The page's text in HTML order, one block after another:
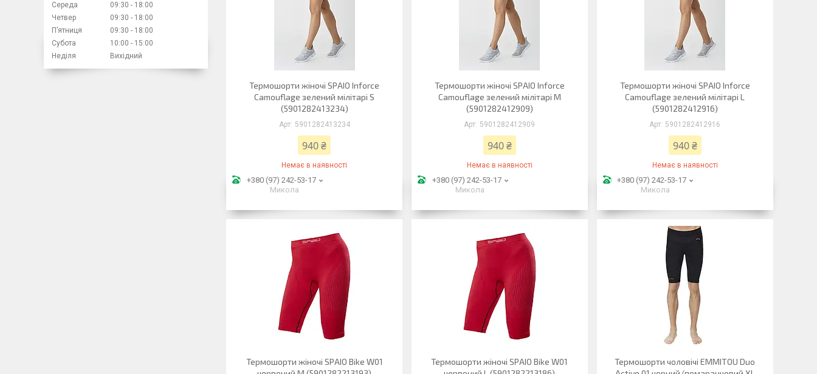
Термошорти жіночі SPAIO Inforce
Camouflage зелений мілітарі S
(5901282413234)
5901282413234
940 ₴
Немає в наявності
+380 (97) 242-53-17
Микола
Термошорти жіночі SPAIO Inforce
Camouflage зелений мілітарі M
(5901282412909)
5901282412909
940 ₴
Немає в наявності
+380 (97) 242-53-17
Микола
Термошорти жіночі SPAIO Inforce
Camouflage зелений мілітарі L
(5901282412916)
5901282412916
940 ₴
Немає в наявності
+380 (97) 242-53-17
Микола
Термошорти жіночі SPAIO Bike W01
Термошорти жіночі SPAIO Bike W01
Термошорти чоловічі EMMITOU Duo
Середа
09:30
18:00
Четвер
09:30
18:00
Пʼятниця
09:30
18:00
Субота
10:00
15:00
Неділя
Вихідний